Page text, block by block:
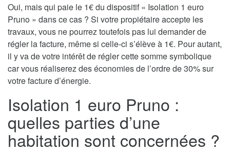
Oui, mais qui paie le 1€ du dispositif « Isolation 1 euro
Pruno » dans ce cas ? Si votre propiétaire accepte les
travaux, vous ne pourrez toutefois pas lui demander de
régler la facture, même si celle-ci s’élève à 1€. Pour autant,
il y va de votre intérêt de régler cette somme symbolique
car vous réaliserez des économies de l’ordre de 30% sur
votre facture d’énergie.
Isolation 1 euro Pruno :
quelles parties d’une
habitation sont concernées ?